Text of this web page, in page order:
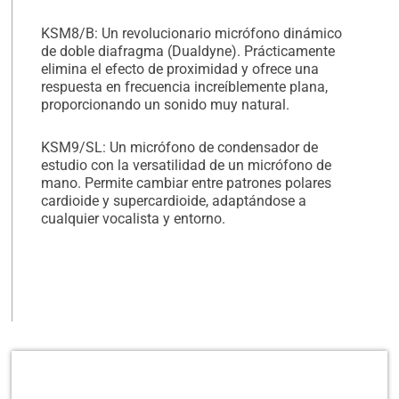
KSM8/B: Un revolucionario micrófono dinámico
de doble diafragma (Dualdyne). Prácticamente
elimina el efecto de proximidad y ofrece una
respuesta en frecuencia increíblemente plana,
proporcionando un sonido muy natural.
KSM9/SL: Un micrófono de condensador de
estudio con la versatilidad de un micrófono de
mano. Permite cambiar entre patrones polares
cardioide y supercardioide, adaptándose a
cualquier vocalista y entorno.